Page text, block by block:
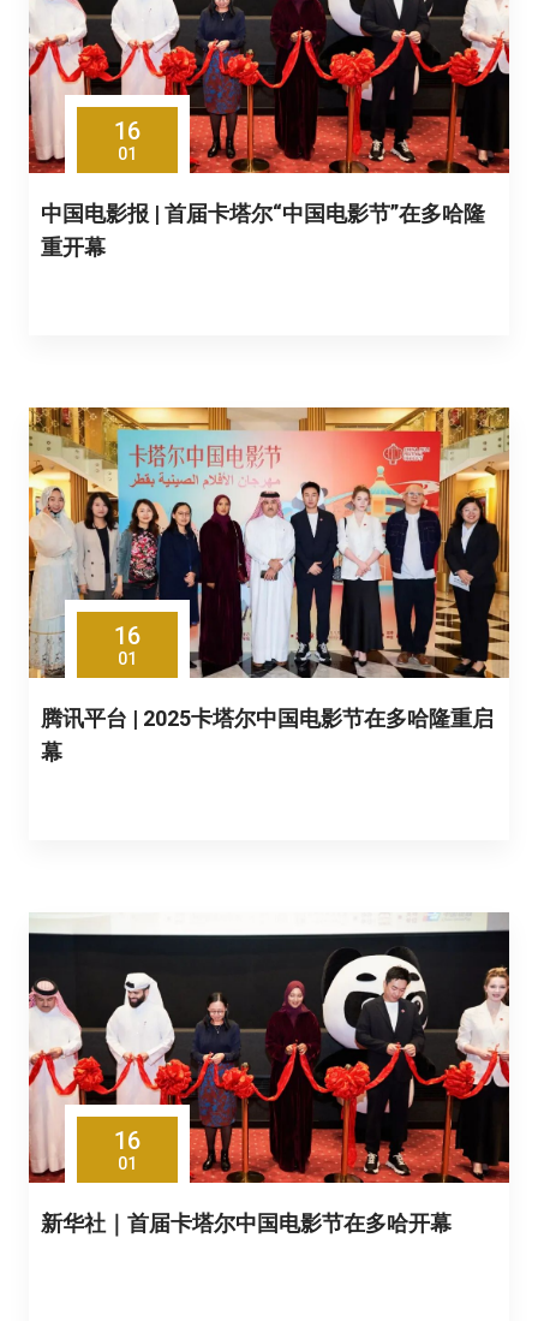
16
01
中国电影报 | 首届卡塔尔“中国电影节”在多哈隆
重开幕
16
01
腾讯平台 | 2025卡塔尔中国电影节在多哈隆重启
幕
16
01
新华社｜首届卡塔尔中国电影节在多哈开幕